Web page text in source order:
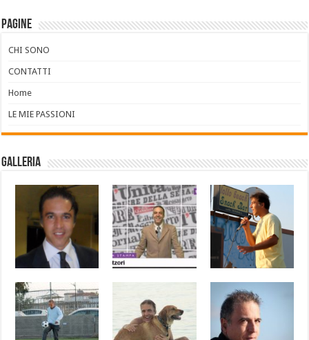
Pagine
CHI SONO
CONTATTI
Home
LE MIE PASSIONI
Galleria